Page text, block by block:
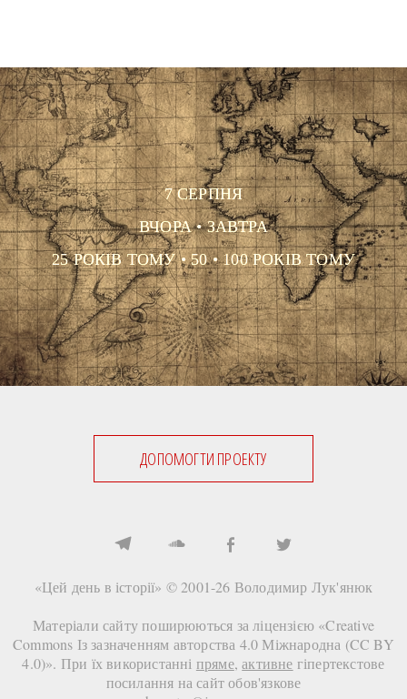
7 СЕРПНЯ
ВЧОРА•ЗАВТРА
25 РОКІВ ТОМУ•50•100 РОКІВ ТОМУ
ДОПОМОГТИ ПРОЕКТУ
«Цей день в історії» © 2001-26 Володимир Лук'янюк
Матеріали сайту поширюються за ліцензією «Creative
Commons Із зазначенням авторства 4.0 Міжнародна (CC BY
4.0)». При їх використанні пряме,активне гіпертекстове
посилання на сайтобов'язкове